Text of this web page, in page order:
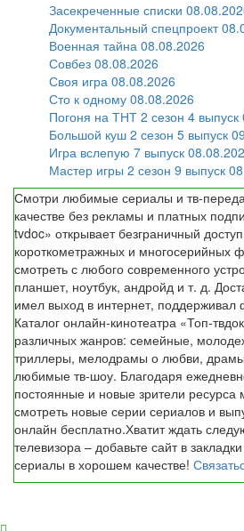
Засекреченные списки
Документальный спецпроект
Военная тайна 08.08.2026
Совбез 08.08.2026
Своя игра 08.08.2026
Сто к одному 08.08.2026
Погоня на ТНТ 2 сезон 4 выпуск
Большой куш 2 сезон 5 выпуск
Игра вслепую 7 выпуск
Мастер игры 2 сезон 9 выпуск
Смотри любимые сериалы и тв-
качестве без рекламы и платных
tvdoc» открывает безграничный
короткометражных и многосерийных
смотреть с любого современного
планшет, ноутбук, андройд и т. д.
имел выход в интернет,
Каталог онлайн-кинотеатра «Топ-
различных жанров: семейные,
триллеры, мелодрамы о любви,
любимые тв-шоу. Благодаря
постоянные и новые зрители ресурса
смотреть новые серии сериалов и
онлайн бесплатно.Хватит ждать
телевизора – добавьте сайт в
сериалы в хорошем качестве!